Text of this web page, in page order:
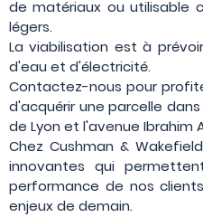
de matériaux ou utilisable
légers.
La viabilisation est à
d'eau et d'électricité.
Contactez-nous pour
d'acquérir une parcelle
de Lyon et l'avenue Ibrahim
Chez Cushman &
innovantes qui
performance de nos
enjeux de demain.